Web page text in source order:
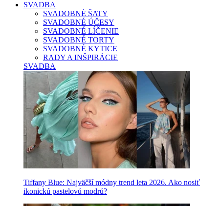
SVADBA
SVADOBNÉ ŠATY
SVADOBNÉ ÚČESY
SVADOBNÉ LÍČENIE
SVADOBNÉ TORTY
SVADOBNÉ KYTICE
RADY A INŠPIRÁCIE
SVADBA
Tiffany Blue: Najväčší módny trend leta 2026. Ako nosiť
ikonickú pastelovú modrú?